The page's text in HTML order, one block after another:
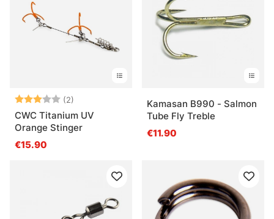
Beoordeling:
(2)
CWC Titanium UV
Orange Stinger
€15.90
Kamasan B990 - Salmon
Tube Fly Treble
€11.90